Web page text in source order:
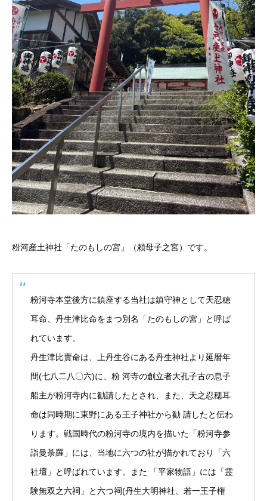
粉河産土神社「たのもしの宮」（頼母子之宮）です。
粉河寺本堂後方に鎮座する当社は鎮守神として天忍穂
耳命、丹生津比命をまつ別名「たのもしの宮」と呼ば
れています。
丹生津比賣命は、上丹生谷にある丹生神社より延暦年
間(七八二八〇六)に、粉 河寺の創立者大孔子古の息子
船主が粉河寺内に勧請したとされ、また、天之忍穂耳
命は同時期に東野にある王子神社から勧 請したと伝わ
ります。戦国時代の粉河寺の境内を描いた「粉河寺参
詣曼荼羅」には、当地に六つの社が描かれており「六
社壇」と呼ばれています。また 「平家物語」には「霊
験無双之六祠」と六つ祠(丹生大明神社、若一王子権